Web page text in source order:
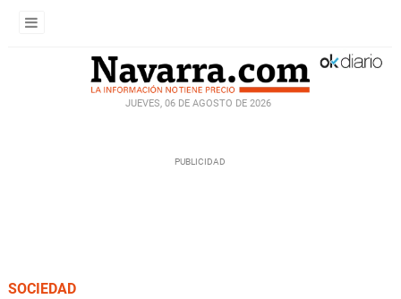
JUEVES, 06 DE AGOSTO DE 2026
SOCIEDAD